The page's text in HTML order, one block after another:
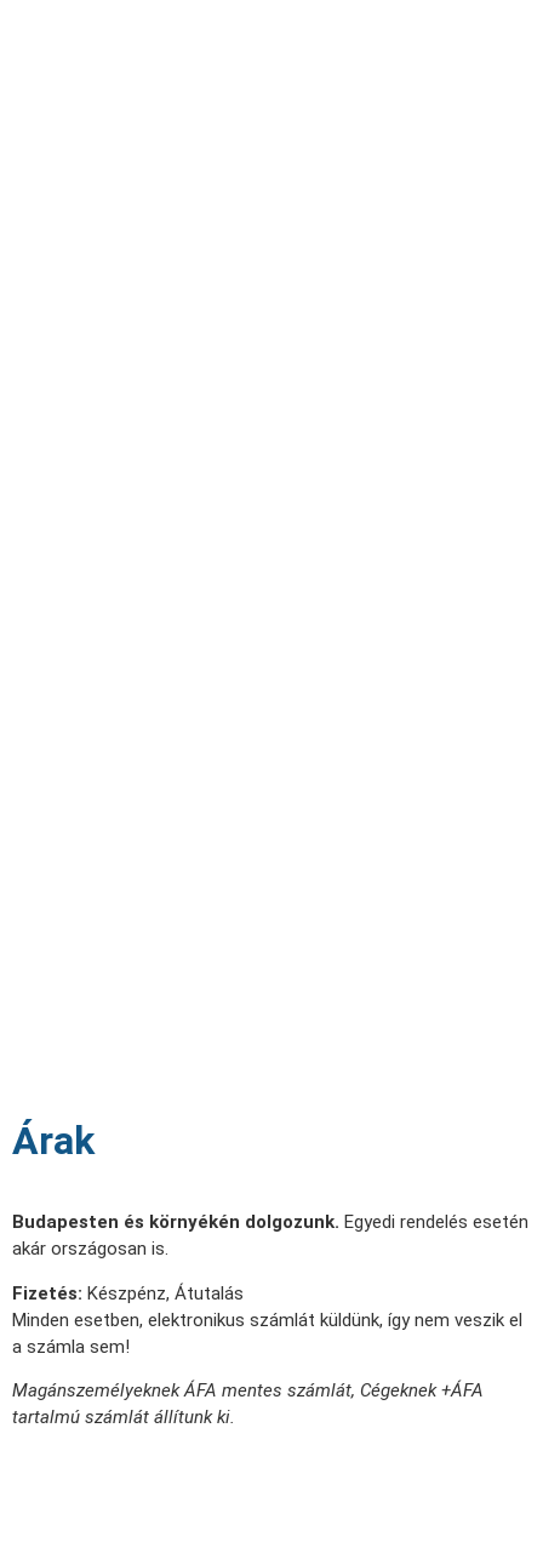
Árak
Budapesten és környékén dolgozunk. Egyedi rendelés esetén
akár országosan is.
Fizetés: Készpénz, Átutalás
Minden esetben, elektronikus számlát küldünk, így nem veszik el
a számla sem!
Magánszemélyeknek ÁFA mentes számlát, Cégeknek +ÁFA
tartalmú számlát állítunk ki.